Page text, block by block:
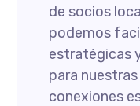
de socios
podemos
estratégicas
para
conexiones